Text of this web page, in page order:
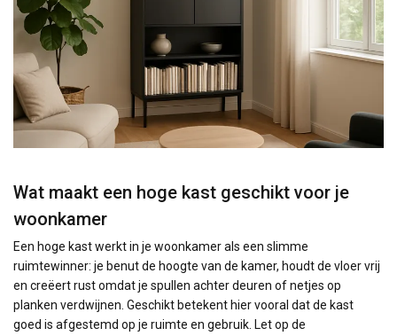
Wat maakt een hoge kast geschikt voor je
woonkamer
Een hoge kast werkt in je woonkamer als een slimme
ruimtewinner: je benut de hoogte van de kamer, houdt de vloer vrij
en creëert rust omdat je spullen achter deuren of netjes op
planken verdwijnen. Geschikt betekent hier vooral dat de kast
goed is afgestemd op je ruimte en gebruik. Let op de